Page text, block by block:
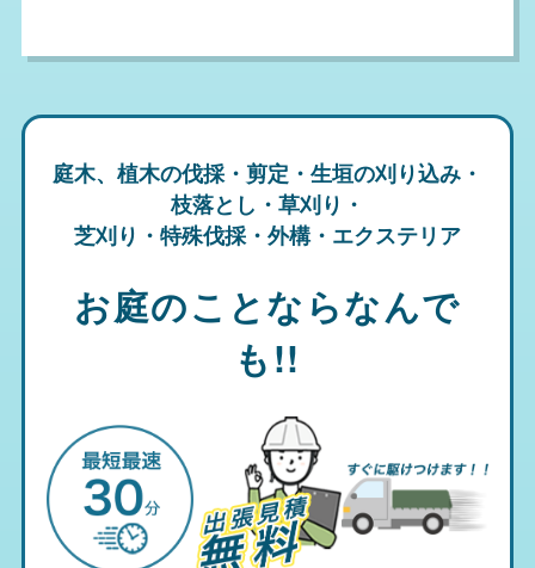
庭木、植木の伐採・剪定・生垣の刈り込み・
枝落とし・草刈り・
芝刈り・特殊伐採・外構・エクステリア
お庭のことならなんで
も!!